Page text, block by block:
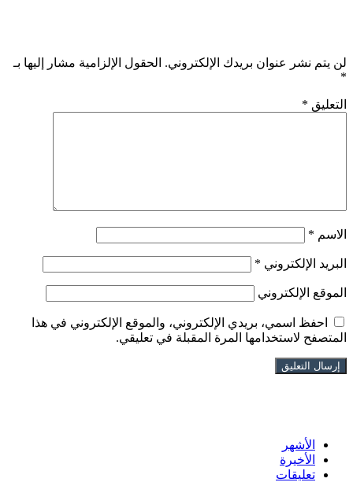
لن يتم نشر عنوان بريدك الإلكتروني. الحقول الإلزامية مشار إليها بـ
*
التعليق *
الاسم *
البريد الإلكتروني *
الموقع الإلكتروني
احفظ اسمي، بريدي الإلكتروني، والموقع الإلكتروني في هذا
المتصفح لاستخدامها المرة المقبلة في تعليقي.
الأشهر
الأخيرة
تعليقات